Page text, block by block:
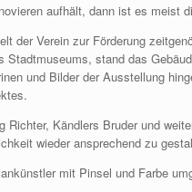
aufhält, dann ist es meist
der Verein zur Förderung
Stadtmuseums, stand das
und Bilder der Ausstellung
Richter, Kändlers Bruder und
wieder ansprechend zu
mit Pinsel und Farbe